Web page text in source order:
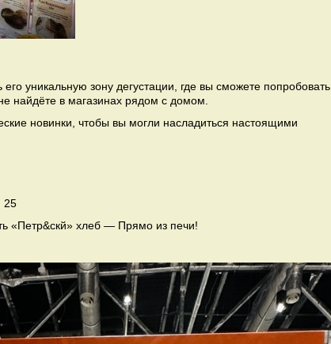
уникальную зону дегустации, где вы сможете попробовать
найдёте в магазинах рядом с домом.
новинки, чтобы вы могли насладиться настоящими
25
«Петр&скй» хлеб — Прямо из печи!